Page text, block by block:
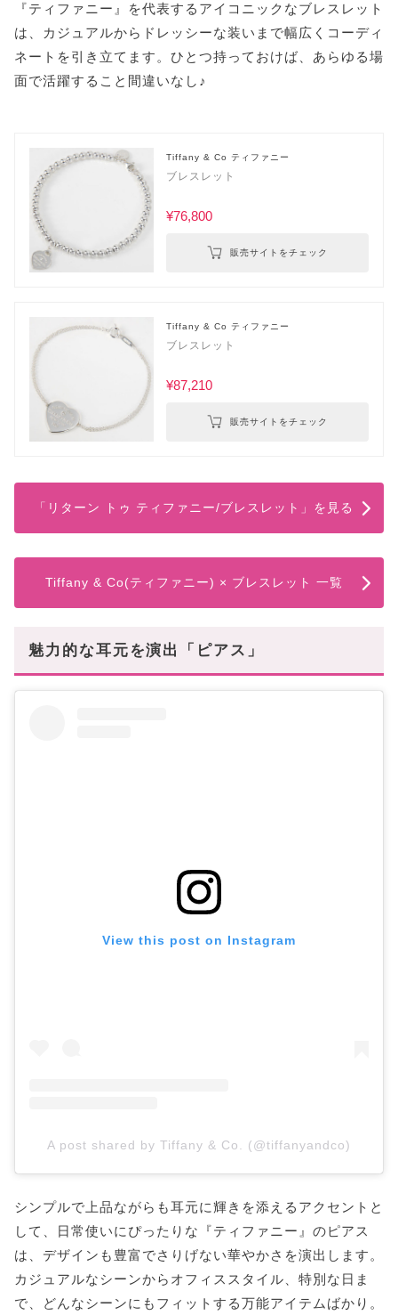
『ティファニー』を代表するアイコニックなブレスレット
は、カジュアルからドレッシーな装いまで幅広くコーディ
ネートを引き立てます。ひとつ持っておけば、あらゆる場
面で活躍すること間違いなし♪
Tiffany & Co ティファニー
ブレスレット
¥76,800
販売サイトをチェック
Tiffany & Co ティファニー
ブレスレット
¥87,210
販売サイトをチェック
「リターン トゥ ティファニー/ブレスレット」を見る
Tiffany & Co(ティファニー) × ブレスレット 一覧
魅力的な耳元を演出「ピアス」
View this post on Instagram
A post shared by Tiffany & Co. (@tiffanyandco)
シンプルで上品ながらも耳元に輝きを添えるアクセントと
して、日常使いにぴったりな『ティファニー』のピアス
は、デザインも豊富でさりげない華やかさを演出します。
カジュアルなシーンからオフィススタイル、特別な日ま
で、どんなシーンにもフィットする万能アイテムばかり。